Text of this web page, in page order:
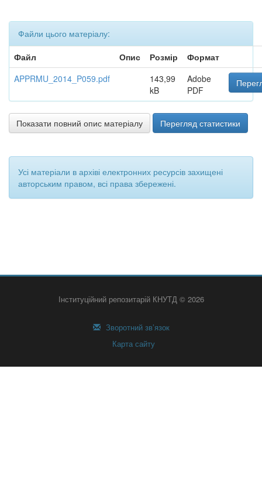
Файли цього матеріалу:
Файл
Опис Розмір
Формат
APPRMU_2014_P059.pdf
143,99
kB
Adobe
PDF
Показати повний опис матеріалу Перегляд статистики
Усі матеріали в архіві електронних ресурсів захищені
авторським правом, всі права збережені.
Інституційний репозитарій КНУТД © 2026
Зворотний зв’язок
Карта сайту